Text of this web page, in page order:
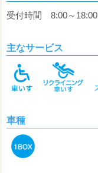
受付時間 8:00～18:00
主なサービス
車種